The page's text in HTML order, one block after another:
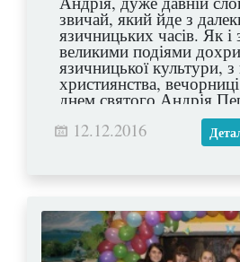
звичай, який йде з
язичницьких часів. Як і
великими подіями
язичницької культури,
християнства, вечорниці
днем святого Андрія
одного з дванадцяти
Христа.
12.12.2016